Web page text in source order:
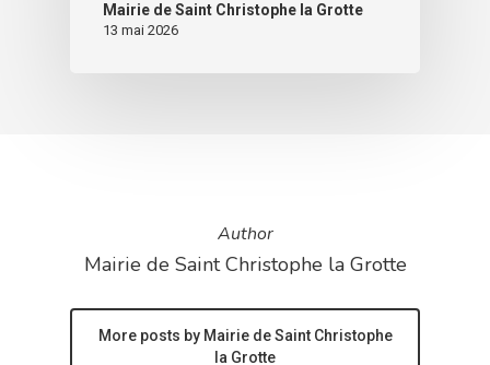
Mairie de Saint Christophe la Grotte
13 mai 2026
Author
Mairie de Saint Christophe la Grotte
More posts by Mairie de Saint Christophe
la Grotte